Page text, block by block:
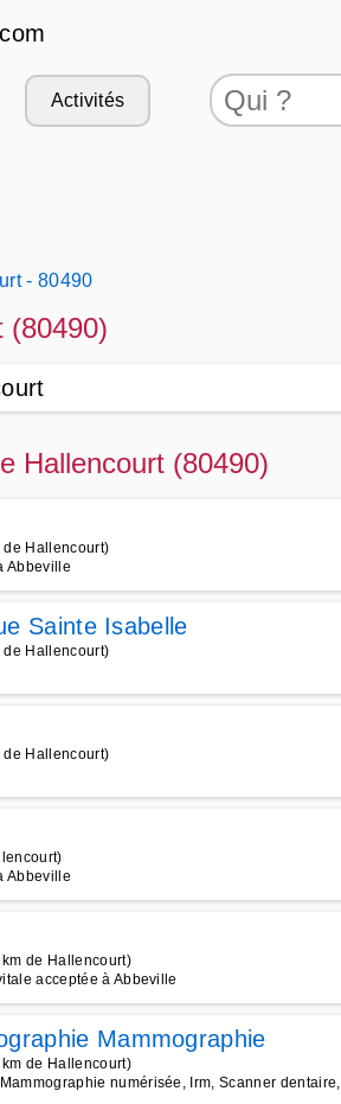
Activités
- 80490
(80490)
Hallencourt (80490)
de Hallencourt)
Abbeville
Sainte Isabelle
de Hallencourt)
de Hallencourt)
Abbeville
de Hallencourt)
acceptée à Abbeville
Mammographie
de Hallencourt)
numérisée, Irm, Scanner dentaire,